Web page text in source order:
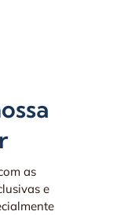
as
e